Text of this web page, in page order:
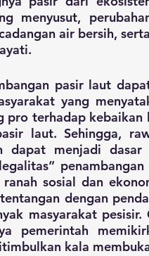
menyusut,
air bersih,
pasir laut
yang
pro terhadap
laut. Sehingga,
dapat menjadi
sosial dan
dengan
masyarakat
pemerintah
kala